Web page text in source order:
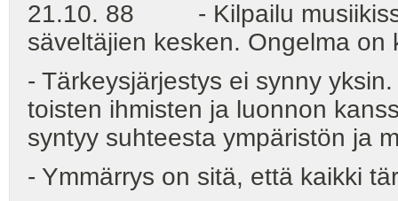
21.10. 88 - Kilpailu
säveltäjien kesken. Ongelma
- Tärkeysjärjestys ei synny
toisten ihmisten ja luonnon
syntyy suhteesta ympäristön ja
- Ymmärrys on sitä, että kaikki